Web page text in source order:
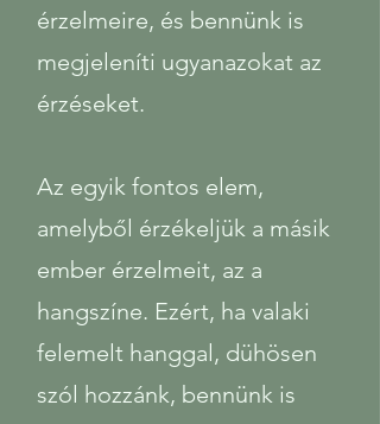
érzelmeire, és bennünk is
megjeleníti ugyanazokat az
érzéseket.
​Az egyik fontos elem,
amelyből érzékeljük a másik
ember érzelmeit, az a
hangszíne. Ezért, ha valaki
felemelt hanggal, dühösen
szól hozzánk, bennünk is